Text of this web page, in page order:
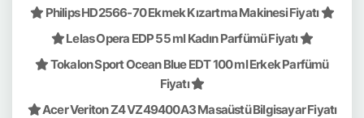
Philips HD2566-70 Ekmek Kızartma Makinesi Fiyatı
Lelas Opera EDP 55 ml Kadın Parfümü Fiyatı
Tokalon Sport Ocean Blue EDT 100 ml Erkek Parfümü
Fiyatı
Acer Veriton Z4 VZ49400A3 Masaüstü Bilgisayar Fiyatı